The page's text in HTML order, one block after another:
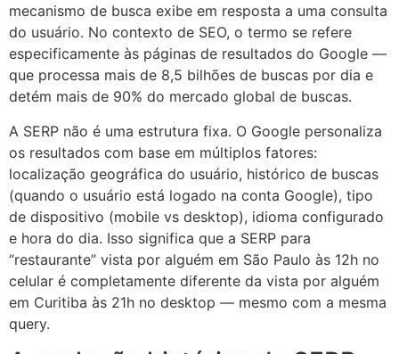
mecanismo de busca exibe em resposta a uma consulta
do usuário. No contexto de SEO, o termo se refere
especificamente às páginas de resultados do Google —
que processa mais de 8,5 bilhões de buscas por dia e
detém mais de 90% do mercado global de buscas.
A SERP não é uma estrutura fixa. O Google personaliza
os resultados com base em múltiplos fatores:
localização geográfica do usuário, histórico de buscas
(quando o usuário está logado na conta Google), tipo
de dispositivo (mobile vs desktop), idioma configurado
e hora do dia. Isso significa que a SERP para
“restaurante” vista por alguém em São Paulo às 12h no
celular é completamente diferente da vista por alguém
em Curitiba às 21h no desktop — mesmo com a mesma
query.